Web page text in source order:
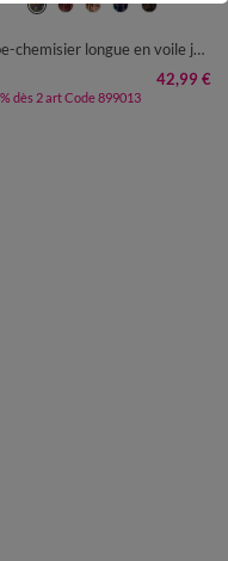
38 40 42 44 46 48
Robe-chemisier longue en voile jacquard imprimé floral
42,99 €
dès 2 art Code 899013